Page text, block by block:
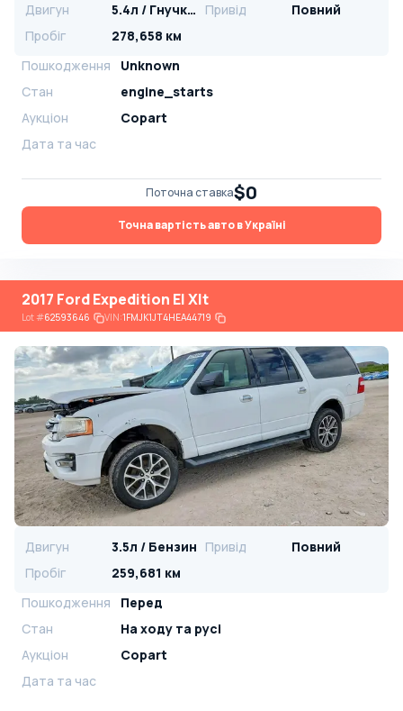
Двигун 5.4л / Гнучке паливо Привід
Повний
Пробіг
278,658 км
Пошкодження
Unknown
Стан
engine_starts
Аукціон
Copart
Дата та час
Поточна ставка$0
Точна вартість авто в Україні
2017 Ford Expedition El Xlt
Lot#62593646 VIN:1FMJK1JT4HEA44719
Двигун 3.5л / Бензин Привід
Повний
Пробіг
259,681 км
Пошкодження
Перед
Стан
На ​​ходу та русі
Аукціон
Copart
Дата та час